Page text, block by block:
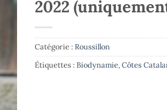
2022
Catégorie :Roussillon
Étiquettes :Biodynamie,Côtes